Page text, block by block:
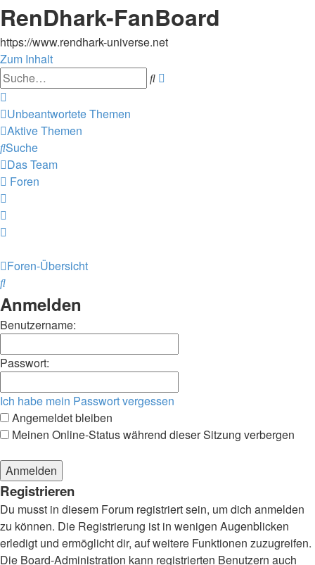
RenDhark-FanBoard
https://www.rendhark-universe.net
Zum Inhalt
Suche
Unbeantwortete Themen
Aktive Themen
Suche
Das Team
Foren
Foren-Übersicht
Suche
Anmelden
Benutzername:
Passwort:
Ich habe mein Passwort vergessen
Angemeldet bleiben
Meinen Online-Status während dieser Sitzung verbergen
Registrieren
Du musst in diesem Forum registriert sein, um dich anmelden
zu können. Die Registrierung ist in wenigen Augenblicken
erledigt und ermöglicht dir, auf weitere Funktionen zuzugreifen.
Die Board-Administration kann registrierten Benutzern auch